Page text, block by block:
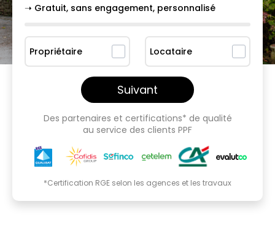
➝ Gratuit, sans engagement, personnalisé
Propriétaire Locataire
Suivant
Des partenaires et certifications* de qualité
au service des clients PPF
*Certification RGE selon les agences et les travaux